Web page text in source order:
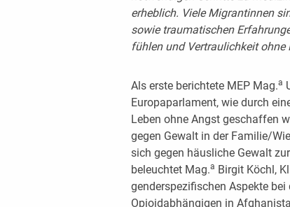
erheblich. Viele Migrantinnen
sowie traumatischen
fühlen und Vertraulichkeit ohne
Als erste berichtete MEP Mag.a
Europaparlament, wie durch
Leben ohne Angst geschaffen
gegen Gewalt in der Familie/
sich gegen häusliche Gewalt
beleuchtet Mag.a Birgit Köchl,
genderspezifischen Aspekte
Opioidabhängigen in